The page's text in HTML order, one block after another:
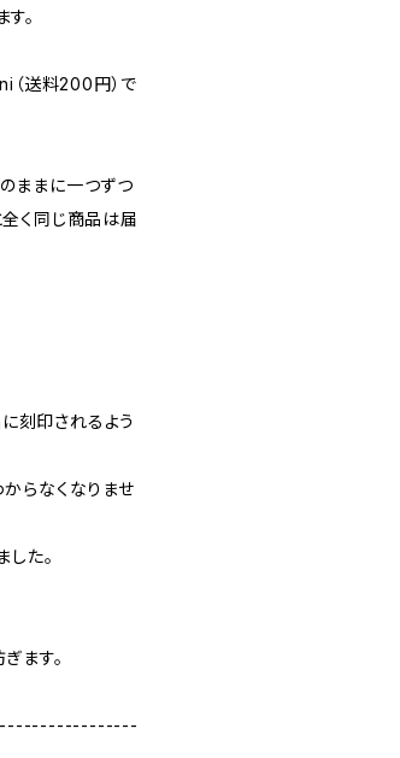
。
（送料200円）で
ままに一つずつ
全く同じ商品は届
刻印されるよう
からなくなりませ
た。
ます。